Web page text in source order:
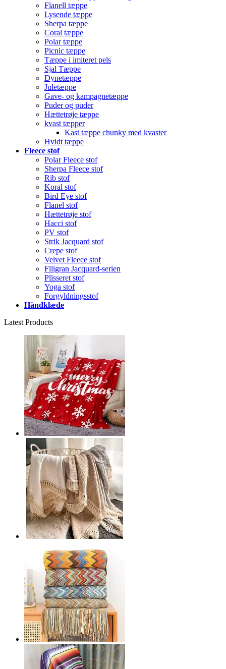
Flanell tæppe
Lysende tæppe
Sherpa tæppe
Coral tæppe
Polar tæppe
Picnic tæppe
Tæppe i imiteret pels
Sjal Tæppe
Dynetæppe
Juletæppe
Gave- og kampagnetæppe
Puder og puder
Hættetrøje tæppe
kvast tæpper
Kast tæppe chunky med kvaster
Hvidt tæppe
Fleece stof
Polar Fleece stof
Sherpa Fleece stof
Rib stof
Koral stof
Bird Eye stof
Flanel stof
Hættetrøje stof
Hacci stof
PV stof
Strik Jacquard stof
Crepe stof
Velvet Fleece stof
Filigran Jacquard-serien
Plisseret stof
Yoga stof
Forgyldningsstof
Håndklæde
Latest Products